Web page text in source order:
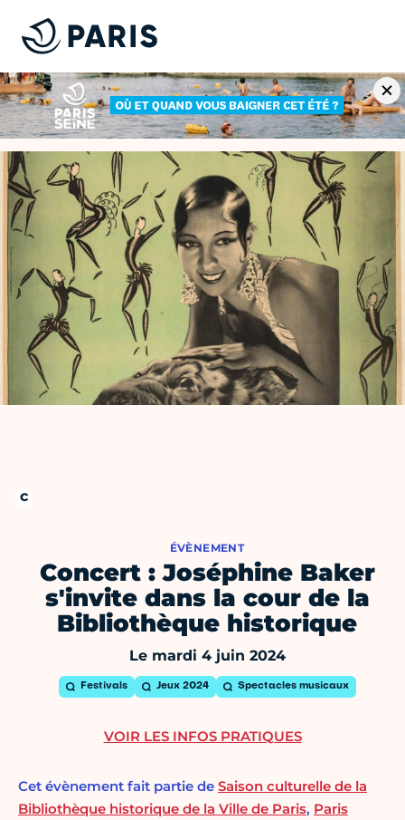
ÉVÈNEMENT
Concert : Joséphine Baker
s'invite dans la cour de la
Bibliothèque historique
Le mardi 4 juin 2024
Festivals Jeux 2024 Spectacles musicaux
Cet évènement fait partie de Saison culturelle de la
Bibliothèque historique de la Ville de Paris, Paris
VOIR LES INFOS PRATIQUES